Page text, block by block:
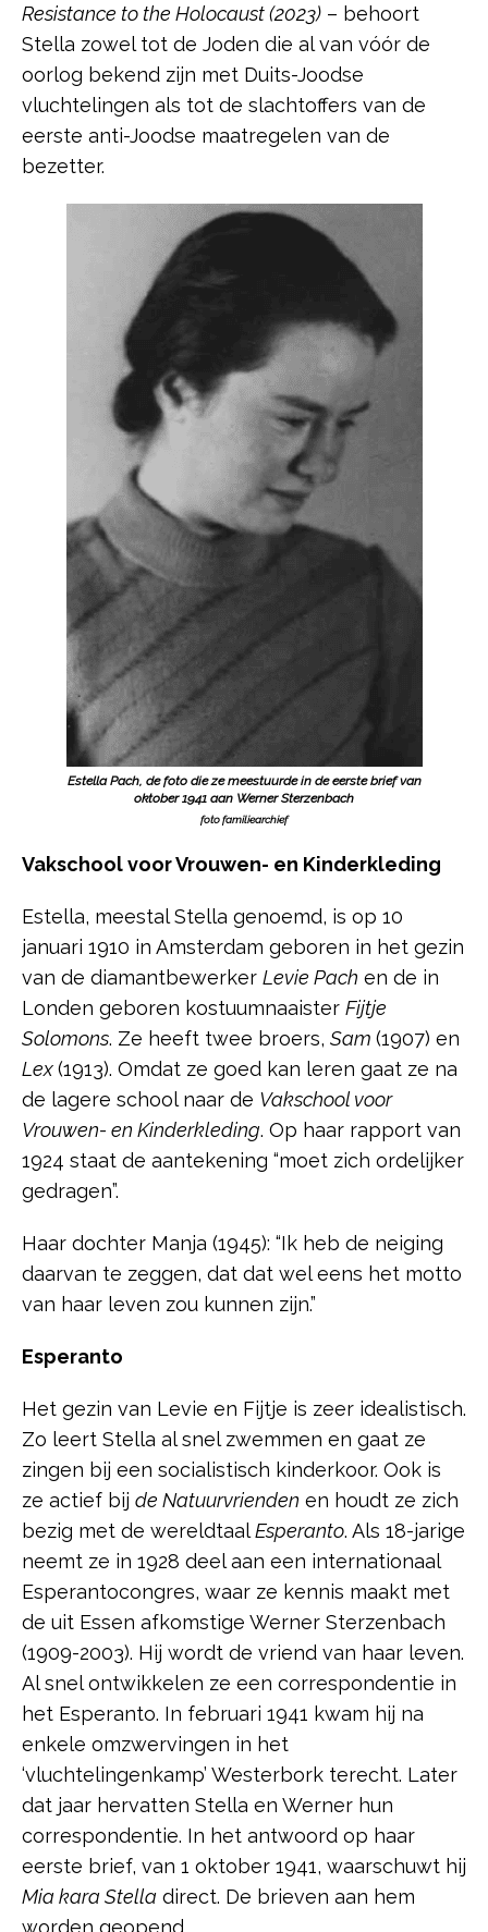
Resistance to the Holocaust (2023) – behoort
Stella zowel tot de Joden die al van vóór de
oorlog bekend zijn met Duits-Joodse
vluchtelingen als tot de slachtoffers van de
eerste anti-Joodse maatregelen van de
bezetter.
Estella Pach, de foto die ze meestuurde in de eerste brief van
oktober 1941 aan Werner Sterzenbach
foto familiearchief
Vakschool voor Vrouwen- en Kinderkleding
Estella, meestal Stella genoemd, is op 10
januari 1910 in Amsterdam geboren in het gezin
van de diamantbewerker Levie Pach en de in
Londen geboren kostuumnaaister Fijtje
Solomons. Ze heeft twee broers, Sam (1907) en
Lex(1913). Omdat ze goed kan leren gaat ze na
de lagere school naar de Vakschool voor
Vrouwen- en Kinderkleding. Op haar rapport van
1924 staat de aantekening “moet zich ordelijker
gedragen”.
Haar dochter Manja (1945): “Ik heb de neiging
daarvan te zeggen, dat dat wel eens het motto
van haar leven zou kunnen zijn.”
Esperanto
Het gezin van Levie en Fijtje is zeer idealistisch.
Zo leert Stella al snel zwemmen en gaat ze
zingen bij een socialistisch kinderkoor. Ook is
ze actief bij de Natuurvrienden en houdt ze zich
bezig met de wereldtaalEsperanto. Als 18-jarige
neemt ze in 1928 deel aan een internationaal
Esperantocongres, waar ze kennis maakt met
de uit Essen afkomstige Werner Sterzenbach
(1909-2003). Hij wordt de vriend van haar leven.
Al snel ontwikkelen ze een correspondentie in
het Esperanto. In februari 1941 kwam hij na
enkele omzwervingen in het
‘vluchtelingenkamp’ Westerbork terecht. Later
dat jaar hervatten Stella en Werner hun
correspondentie. In het antwoord op haar
eerste brief, van 1 oktober 1941, waarschuwt hij
Mia kara Stella direct. De brieven aan hem
worden geopend.